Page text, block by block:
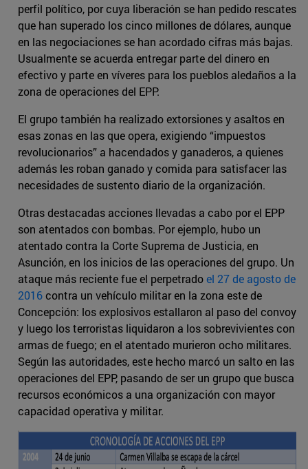
perfil político, por cuya liberación se han pedido rescates
que han superado los cinco millones de dólares, aunque
en las negociaciones se han acordado cifras más bajas.
Usualmente se acuerda entregar parte del dinero en
efectivo y parte en víveres para los pueblos aledaños a la
zona de operaciones del EPP.
El grupo también ha realizado extorsiones y asaltos en
esas zonas en las que opera, exigiendo “impuestos
revolucionarios” a hacendados y ganaderos, a quienes
además les roban ganado y comida para satisfacer las
necesidades de sustento diario de la organización.
Otras destacadas acciones llevadas a cabo por el EPP
son atentados con bombas. Por ejemplo, hubo un
atentado contra la Corte Suprema de Justicia, en
Asunción, en los inicios de las operaciones del grupo. Un
ataque más reciente fue el perpetradoel 27 de agosto de
2016contra un vehículo militar en la zona este de
Concepción: los explosivos estallaron al paso del convoy
y luego los terroristas liquidaron a los sobrevivientes con
armas de fuego; en el atentado murieron ocho militares.
Según las autoridades, este hecho marcó un salto en las
operaciones del EPP, pasando de ser un grupo que busca
recursos económicos a una organización con mayor
capacidad operativa y militar.